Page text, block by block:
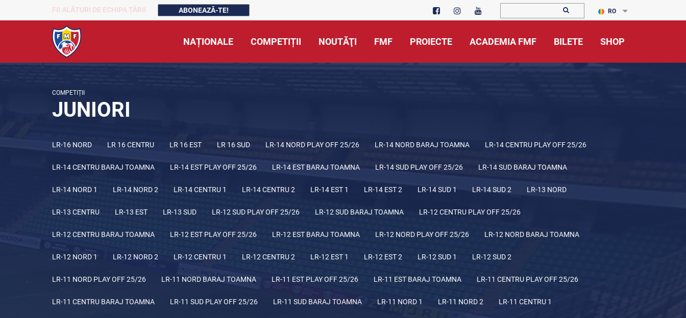
FII ALĂTURI DE ECHIPA ȚĂRII ABONEAZĂ-TE! RO
NAȚIONALE COMPETIȚII NOUTĂŢI FMF PROIECTE ACADEMIA FMF BILETE SHOP
COMPETIȚII
JUNIORI
LR-16 NORD LR 16 CENTRU LR 16 EST LR 16 SUD LR-14 NORD PLAY OFF 25/26 LR-14 NORD BARAJ TOAMNA LR-14 CENTRU PLAY OFF 25/26
LR-14 CENTRU BARAJ TOAMNA LR-14 EST PLAY OFF 25/26 LR-14 EST BARAJ TOAMNA LR-14 SUD PLAY OFF 25/26 LR-14 SUD BARAJ TOAMNA
LR-14 NORD 1 LR-14 NORD 2 LR-14 CENTRU 1 LR-14 CENTRU 2 LR-14 EST 1 LR-14 EST 2 LR-14 SUD 1 LR-14 SUD 2 LR-13 NORD
LR-13 CENTRU LR-13 EST LR-13 SUD LR-12 SUD PLAY OFF 25/26 LR-12 SUD BARAJ TOAMNA LR-12 CENTRU PLAY OFF 25/26
LR-12 CENTRU BARAJ TOAMNA LR-12 EST PLAY OFF 25/26 LR-12 EST BARAJ TOAMNA LR-12 NORD PLAY OFF 25/26 LR-12 NORD BARAJ TOAMNA
LR-12 NORD 1 LR-12 NORD 2 LR-12 CENTRU 1 LR-12 CENTRU 2 LR-12 EST 1 LR-12 EST 2 LR-12 SUD 1 LR-12 SUD 2
LR-11 NORD PLAY OFF 25/26 LR-11 NORD BARAJ TOAMNA LR-11 EST PLAY OFF 25/26 LR-11 EST BARAJ TOAMNA LR-11 CENTRU PLAY OFF 25/26
LR-11 CENTRU BARAJ TOAMNA LR-11 SUD PLAY OFF 25/26 LR-11 SUD BARAJ TOAMNA LR-11 NORD 1 LR-11 NORD 2 LR-11 CENTRU 1